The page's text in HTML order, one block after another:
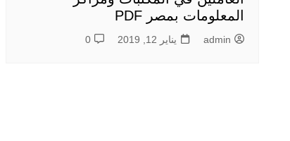
المعلومات بمصر PDF
admin يناير 12, 2019 0